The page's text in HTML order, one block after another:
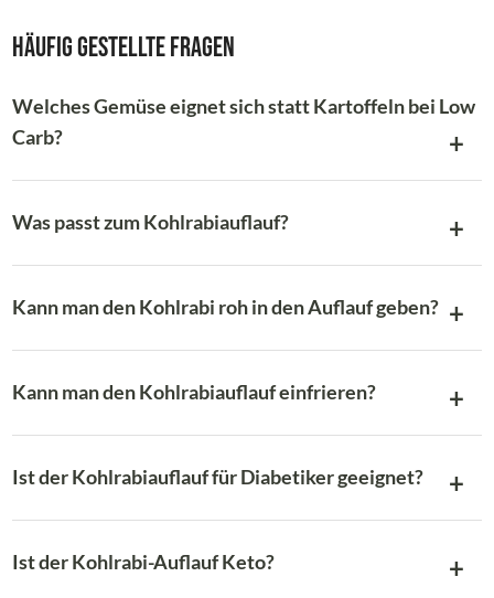
Häufig gestellte Fragen
Welches Gemüse eignet sich statt Kartoffeln bei Low
Carb?
Was passt zum Kohlrabiauflauf?
Kann man den Kohlrabi roh in den Auflauf geben?
Kann man den Kohlrabiauflauf einfrieren?
Ist der Kohlrabiauflauf für Diabetiker geeignet?
Ist der Kohlrabi-Auflauf Keto?